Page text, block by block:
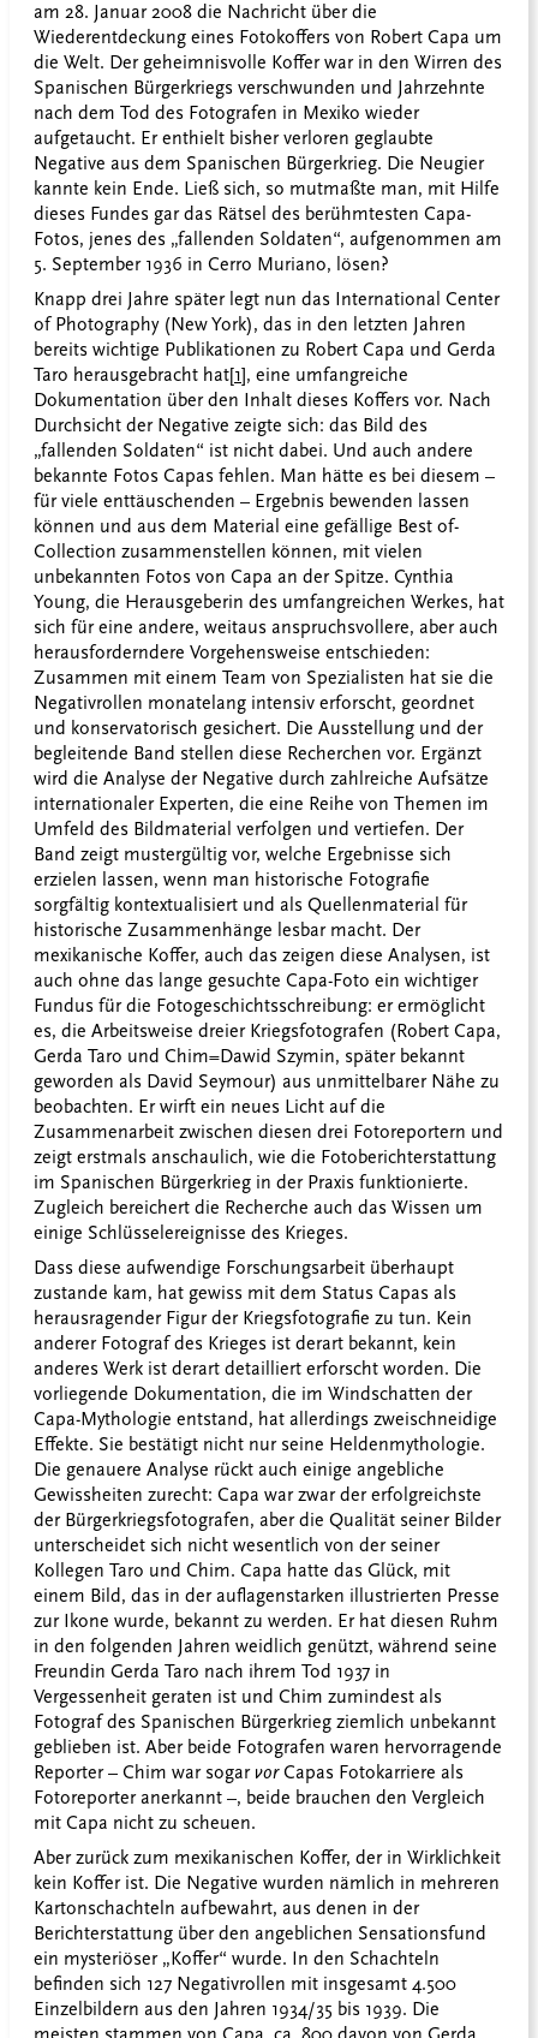
am 28. Januar 2008 die Nachricht über die
Wiederentdeckung eines Fotokoffers von Robert Capa um
die Welt. Der geheimnisvolle Koffer war in den Wirren des
Spanischen Bürgerkriegs verschwunden und Jahrzehnte
nach dem Tod des Fotografen in Mexiko wieder
aufgetaucht. Er enthielt bisher verloren geglaubte
Negative aus dem Spanischen Bürgerkrieg. Die Neugier
kannte kein Ende. Ließ sich, so mutmaßte man, mit Hilfe
dieses Fundes gar das Rätsel des berühmtesten Capa-
Fotos, jenes des „fallenden Soldaten“, aufgenommen am
5. September 1936 in Cerro Muriano, lösen?
Knapp drei Jahre später legt nun das International Center
of Photography (New York), das in den letzten Jahren
bereits wichtige Publikationen zu Robert Capa und Gerda
Taro herausgebracht hat[1], eine umfangreiche
Dokumentation über den Inhalt dieses Koffers vor. Nach
Durchsicht der Negative zeigte sich: das Bild des
„fallenden Soldaten“ ist nicht dabei. Und auch andere
bekannte Fotos Capas fehlen. Man hätte es bei diesem –
für viele enttäuschenden – Ergebnis bewenden lassen
können und aus dem Material eine gefällige Best of-
Collection zusammenstellen können, mit vielen
unbekannten Fotos von Capa an der Spitze. Cynthia
Young, die Herausgeberin des umfangreichen Werkes, hat
sich für eine andere, weitaus anspruchsvollere, aber auch
herausforderndere Vorgehensweise entschieden:
Zusammen mit einem Team von Spezialisten hat sie die
Negativrollen monatelang intensiv erforscht, geordnet
und konservatorisch gesichert. Die Ausstellung und der
begleitende Band stellen diese Recherchen vor. Ergänzt
wird die Analyse der Negative durch zahlreiche Aufsätze
internationaler Experten, die eine Reihe von Themen im
Umfeld des Bildmaterial verfolgen und vertiefen. Der
Band zeigt mustergültig vor, welche Ergebnisse sich
erzielen lassen, wenn man historische Fotografie
sorgfältig kontextualisiert und als Quellenmaterial für
historische Zusammenhänge lesbar macht. Der
mexikanische Koffer, auch das zeigen diese Analysen, ist
auch ohne das lange gesuchte Capa-Foto ein wichtiger
Fundus für die Fotogeschichtsschreibung: er ermöglicht
es, die Arbeitsweise dreier Kriegsfotografen (Robert Capa,
Gerda Taro und Chim=Dawid Szymin, später bekannt
geworden als David Seymour) aus unmittelbarer Nähe zu
beobachten. Er wirft ein neues Licht auf die
Zusammenarbeit zwischen diesen drei Fotoreportern und
zeigt erstmals anschaulich, wie die Fotoberichterstattung
im Spanischen Bürgerkrieg in der Praxis funktionierte.
Zugleich bereichert die Recherche auch das Wissen um
einige Schlüsselereignisse des Krieges.
Dass diese aufwendige Forschungsarbeit überhaupt
zustande kam, hat gewiss mit dem Status Capas als
herausragender Figur der Kriegsfotografie zu tun. Kein
anderer Fotograf des Krieges ist derart bekannt, kein
anderes Werk ist derart detailliert erforscht worden. Die
vorliegende Dokumentation, die im Windschatten der
Capa-Mythologie entstand, hat allerdings zweischneidige
Effekte. Sie bestätigt nicht nur seine Heldenmythologie.
Die genauere Analyse rückt auch einige angebliche
Gewissheiten zurecht: Capa war zwar der erfolgreichste
der Bürgerkriegsfotografen, aber die Qualität seiner Bilder
unterscheidet sich nicht wesentlich von der seiner
Kollegen Taro und Chim. Capa hatte das Glück, mit
einem Bild, das in der auflagenstarken illustrierten Presse
zur Ikone wurde, bekannt zu werden. Er hat diesen Ruhm
in den folgenden Jahren weidlich genützt, während seine
Freundin Gerda Taro nach ihrem Tod 1937 in
Vergessenheit geraten ist und Chim zumindest als
Fotograf des Spanischen Bürgerkrieg ziemlich unbekannt
geblieben ist. Aber beide Fotografen waren hervorragende
Reporter – Chim war sogar vorCapas Fotokarriere als
Fotoreporter anerkannt –, beide brauchen den Vergleich
mit Capa nicht zu scheuen.
Aber zurück zum mexikanischen Koffer, der in Wirklichkeit
kein Koffer ist. Die Negative wurden nämlich in mehreren
Kartonschachteln aufbewahrt, aus denen in der
Berichterstattung über den angeblichen Sensationsfund
ein mysteriöser „Koffer“ wurde. In den Schachteln
befinden sich 127 Negativrollen mit insgesamt 4.500
Einzelbildern aus den Jahren 1934/35 bis 1939. Die